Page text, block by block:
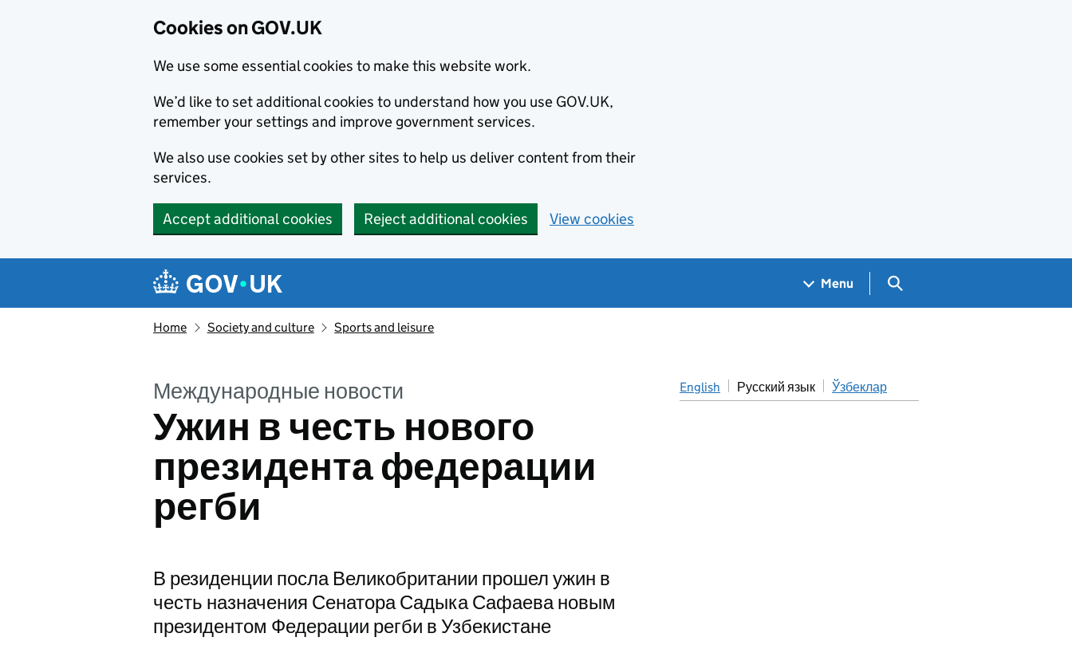
Cookies on GOV.UK
We use some essential cookies to make this website work.
We’d like to set additional cookies to understand how you use GOV.UK,
remember your settings and improve government services.
We also use cookies set by other sites to help us deliver content from their
services.
Accept additional cookies Reject additional cookies View cookies
Navigation menu
Menu Search GOV.UK
Home Society and culture Sports and leisure
Международные новости
Ужин в честь нового
президента федерации
регби
English Русский язык Ўзбеклар
В резиденции посла Великобритании прошел ужин в
честь назначения Сенатора Садыка Сафаева новым
президентом Федерации регби в Узбекистане